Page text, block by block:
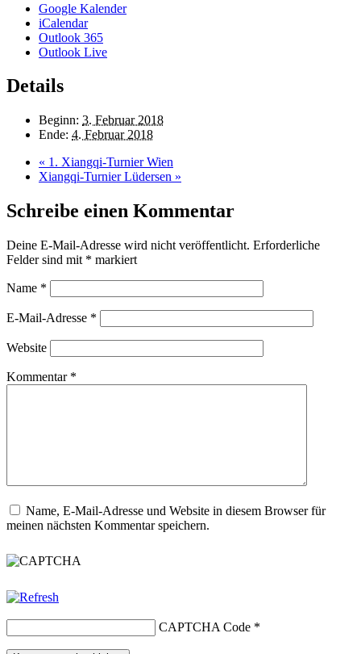
Google Kalender
iCalendar
Outlook 365
Outlook Live
Details
Beginn: 3. Februar 2018
Ende: 4. Februar 2018
« 1. Xiangqi-Turnier Wien
Xiangqi-Turnier Lüdersen »
Schreibe einen Kommentar
Deine E-Mail-Adresse wird nicht veröffentlicht. Erforderliche
Felder sind mit * markiert
Name *
E-Mail-Adresse *
Website
Kommentar *
Name, E-Mail-Adresse und Website in diesem Browser für
meinen nächsten Kommentar speichern.
CAPTCHA Code *